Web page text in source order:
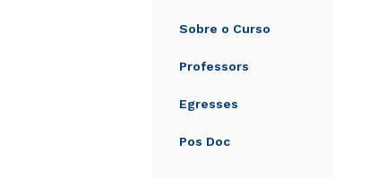
Sobre o Curso
Professors
Egresses
Pos Doc